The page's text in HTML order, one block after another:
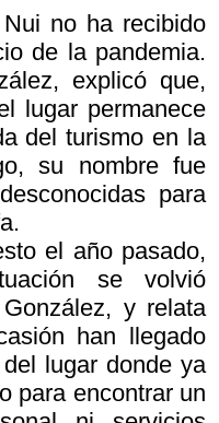
no ha recibido
de la pandemia.
explicó que,
lugar permanece
del turismo en la
su nombre fue
para
el año pasado,
se volvió
y relata
han llegado
lugar donde ya
para encontrar un